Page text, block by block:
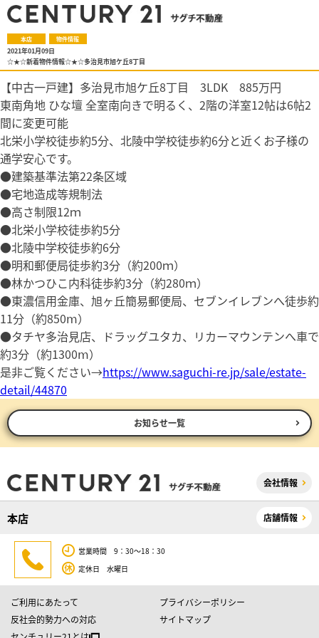
本店 物件情報
2021年01月09日
☆★☆新着物件情報☆★☆多治見市旭ケ丘8丁目
【中古一戸建】多治見市旭ケ丘8丁目 3LDK 885万円
東南角地 ひな壇 全室南向きで明るく、2階の洋室12帖は6帖2
間に変更可能
北栄小学校徒歩約5分、北陵中学校徒歩約6分と近くお子様の
通学安心です。
●建築基準法第22条区域
●宅地造成等規制法
●高さ制限12ｍ
●北栄小学校徒歩約5分
●北陵中学校徒歩約6分
●明和郵便局徒歩約3分（約200ｍ）
●林かつひこ内科徒歩約3分（約280ｍ）
●東濃信用金庫、旭ヶ丘簡易郵便局、セブンイレブンへ徒歩約
11分（約850ⅿ）
●タチヤ多治見店、ドラッグユタカ、リカーマウンテンへ車で
約3分（約1300ⅿ）
是非ご覧ください→https://www.saguchi-re.jp/sale/estate-
detail/44870
お知らせ一覧
会社情報
本店 店舗情報
営業時間 9：30～18：30
定休日 水曜日
ご利用にあたって
プライバシーポリシー
反社会的勢力への対応
サイトマップ